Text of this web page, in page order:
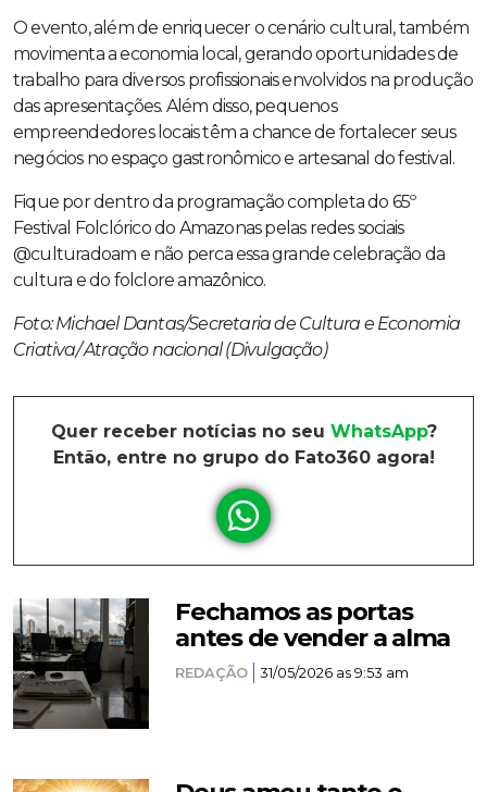
O evento, além de enriquecer o cenário cultural, também
movimenta a economia local, gerando oportunidades de
trabalho para diversos profissionais envolvidos na produção
das apresentações. Além disso, pequenos
empreendedores locais têm a chance de fortalecer seus
negócios no espaço gastronômico e artesanal do festival.
Fique por dentro da programação completa do 65º
Festival Folclórico do Amazonas pelas redes sociais
@culturadoam e não perca essa grande celebração da
cultura e do folclore amazônico.
Foto: Michael Dantas/Secretaria de Cultura e Economia
Criativa/ Atração nacional (Divulgação)
Quer receber notícias no seu WhatsApp?
Então, entre no grupo do Fato360 agora!
Fechamos as portas
antes de vender a alma
REDAÇÃO 31/05/2026 as 9:53 am